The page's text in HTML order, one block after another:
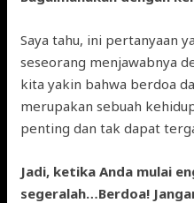
Saya tahu, ini pertanyaan
seseorang menjawabnya
kita yakin bahwa berdoa
merupakan sebuah
penting dan tak dapat
Jadi, ketika Anda mulai
segeralah…Berdoa!